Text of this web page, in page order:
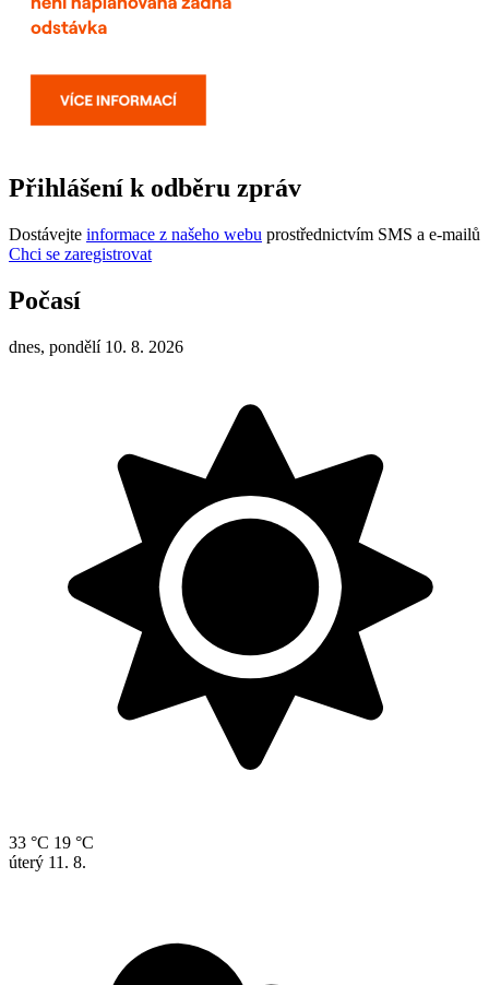
Přihlášení k odběru zpráv
Dostávejte informace z našeho webu prostřednictvím SMS a e-mailů
Chci se zaregistrovat
Počasí
dnes, pondělí 10. 8. 2026
33 °C 19 °C
úterý 11. 8.